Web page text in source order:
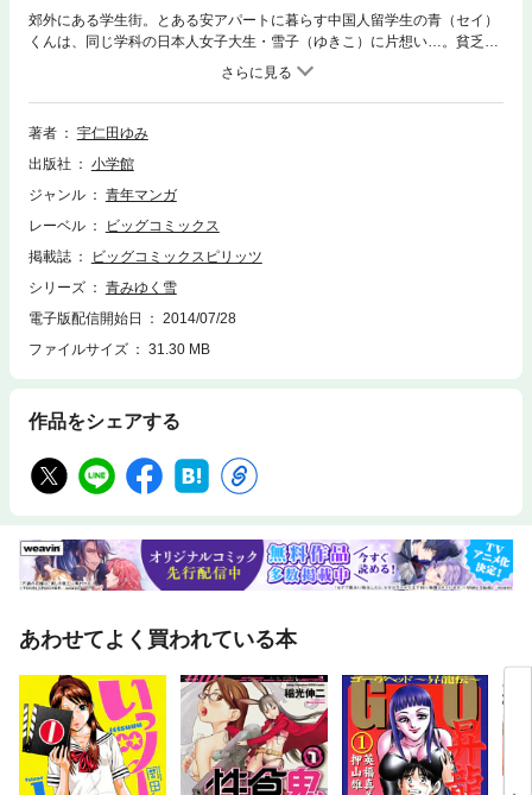
郊外にある学生街。とある安アパートに暮らす中国人留学生の青（セイ）
くんは、同じ学科の日本人女子大生・雪子（ゆきこ）に片想い…。貧乏だ
けどにぎやかな仲間に囲まれながら、乏しいボキャブラリーを駆使してケ
ナゲに頑張る青くんに、はたして春は来ますやら？？ほんわかラブコメの
名手が紡ぐ、まったりポップな恋愛物語です！
著者
宇仁田ゆみ
出版社
小学館
ジャンル
青年マンガ
レーベル
ビッグコミックス
掲載誌
ビッグコミックスピリッツ
シリーズ
青みゆく雪
電子版配信開始日
2014/07/28
ファイルサイズ
31.30 MB
作品をシェアする
あわせてよく買われている本